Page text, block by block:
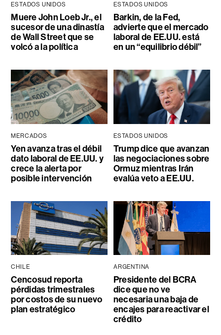
ESTADOS UNIDOS
Muere John Loeb Jr., el
sucesor de una dinastía
de Wall Street que se
volcó a la política
ESTADOS UNIDOS
Barkin, de la Fed,
advierte que el mercado
laboral de EE.UU. está
en un “equilibrio débil”
MERCADOS
Yen avanza tras el débil
dato laboral de EE.UU. y
crece la alerta por
posible intervención
ESTADOS UNIDOS
Trump dice que avanzan
las negociaciones sobre
Ormuz mientras Irán
evalúa veto a EE.UU.
CHILE
Cencosud reporta
pérdidas trimestrales
por costos de su nuevo
plan estratégico
ARGENTINA
Presidente del BCRA
dice que no ve
necesaria una baja de
encajes para reactivar el
crédito